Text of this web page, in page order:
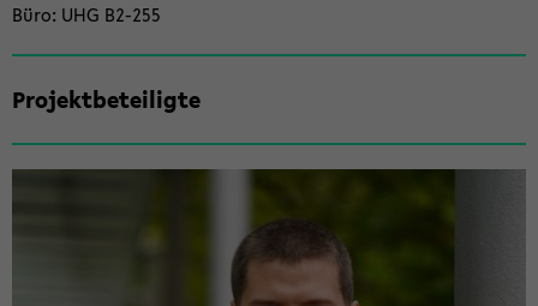
Büro UHG B2-​255
Pro­jekt­be­tei­lig­te